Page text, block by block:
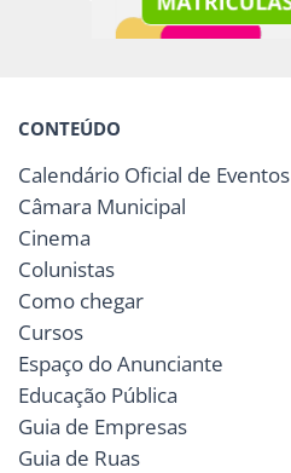
CONTEÚDO
Calendário Oficial de Eventos
Câmara Municipal
Cinema
Colunistas
Como chegar
Cursos
Espaço do Anunciante
Educação Pública
Guia de Empresas
Guia de Ruas